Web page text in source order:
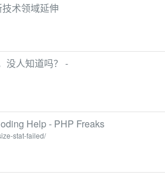
术领域延伸
没人知道吗？ -
Help - PHP Freaks
stat-failed/